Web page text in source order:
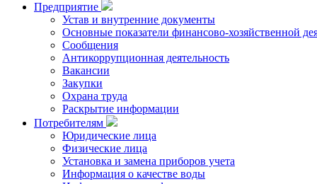
Предприятие
Устав и внутренние документы
Основные показатели финансово-хозяйственной
Сообщения
Антикоррупционная деятельность
Вакансии
Закупки
Охрана труда
Раскрытие информации
Потребителям
Юридические лица
Физические лица
Установка и замена приборов учета
Информация о качестве воды